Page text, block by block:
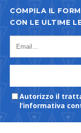
COMPILA IL
CON LE ULTIME
Autorizzo il
l’informativa